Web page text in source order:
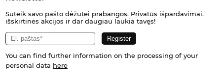
Suteik savo pašto dėžutei prabangos. Privatūs išpardavimai,
išskirtinės akcijos ir dar daugiau laukia tavęs!
You can find further information on the processing of your
personal data here